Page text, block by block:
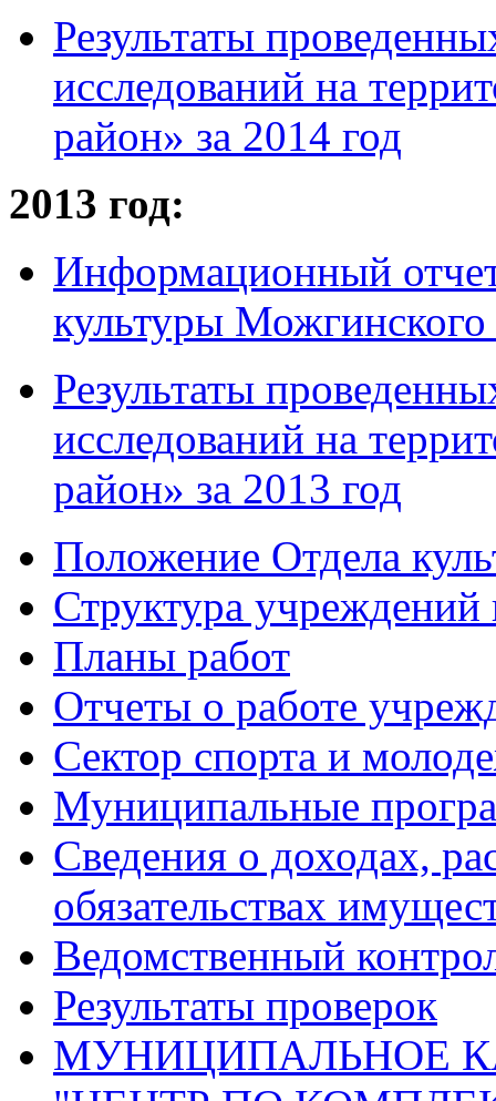
Результаты
исследований на
район» за 2014 год
2013 год:
Информационный
культуры
Результаты
исследований на
район» за 2013 год
Положение Отдела
Структура
Планы работ
Отчеты о работе
Сектор спорта и
Муниципальные
Сведения о доходах,
обязательствах
Ведомственный
Результаты проверок
МУНИЦИПАЛЬНОЕ